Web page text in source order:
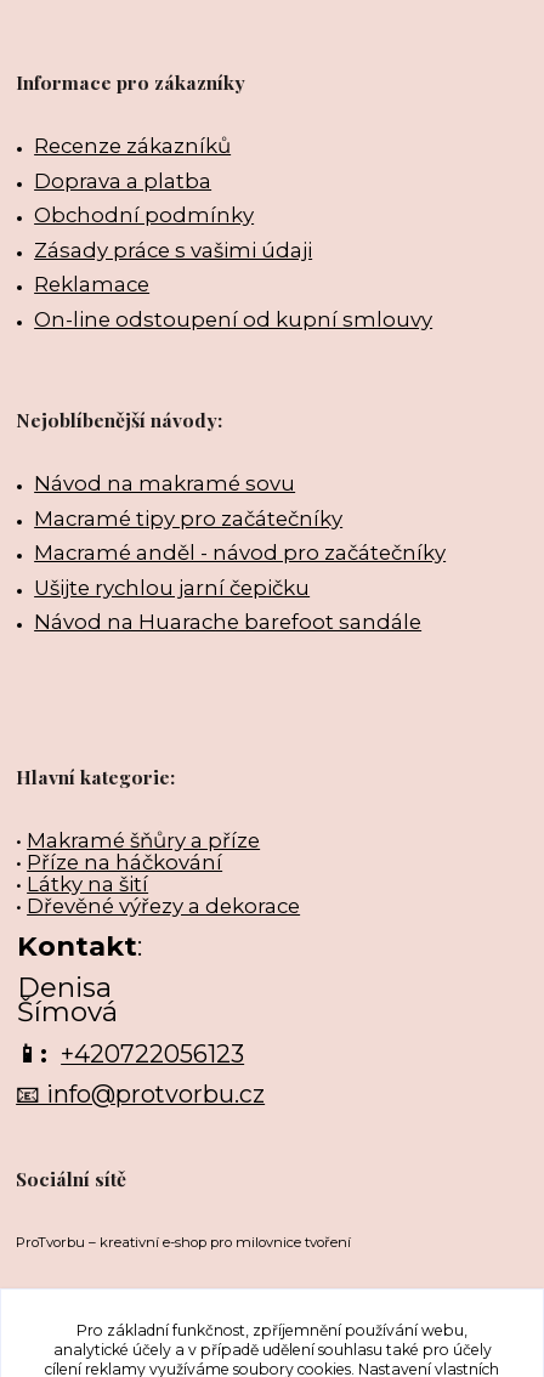
Informace pro zákazníky
Recenze zákazníků
Doprava a platba
Obchodní podmínky
Zásady práce s vašimi údaji
Reklamace
On-line odstoupení od kupní smlouvy
Nejoblíbenější návody:
Návod na makramé sovu
Macramé tipy pro začátečníky
Macramé anděl - návod pro začátečníky
Ušijte rychlou jarní čepičku
Návod na Huarache barefoot sandále
Hlavní kategorie:
• Makramé šňůry a příze
• Příze na háčkování
• Látky na šití
• Dřevěné výřezy a dekorace
Kontakt:
Denisa
Šímová
📱: +420722056123
📧 info@protvorbu.cz
Sociální sítě
ProTvorbu – kreativní e-shop pro milovnice tvoření
Pro základní funkčnost, zpříjemnění používání webu,
analytické účely a v případě udělení souhlasu také pro účely
cílení reklamy využíváme soubory cookies. Nastavení vlastních